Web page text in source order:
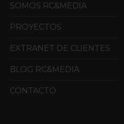
SOMOS RC&MEDIA
PROYECTOS
EXTRANET DE CLIENTES
BLOG RC&MEDIA
CONTACTO